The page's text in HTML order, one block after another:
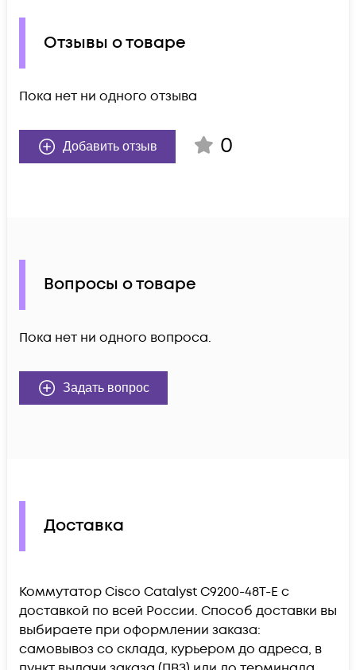
Отзывы о товаре
Пока нет ни одного отзыва
Добавить отзыв 0
Вопросы о товаре
Пока нет ни одного вопроса.
Задать вопрос
Доставка
Коммутатор Cisco Catalyst C9200-48T-E c
доставкой по всей России. Способ доставки вы
выбираете при оформлении заказа:
самовывоз со склада, курьером до адреса, в